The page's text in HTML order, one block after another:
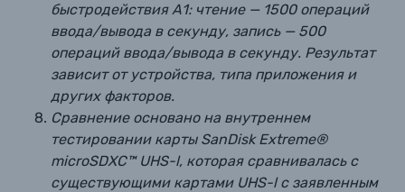
быстродействия А1: чтение — 1500 операций
ввода/вывода в секунду, запись — 500
операций ввода/вывода в секунду. Результат
зависит от устройства, типа приложения и
других факторов.
Сравнение основано на внутреннем
тестировании карты SanDisk Extreme®
microSDXC™ UHS-l, которая сравнивалась с
существующими картами UHS-l с заявленным